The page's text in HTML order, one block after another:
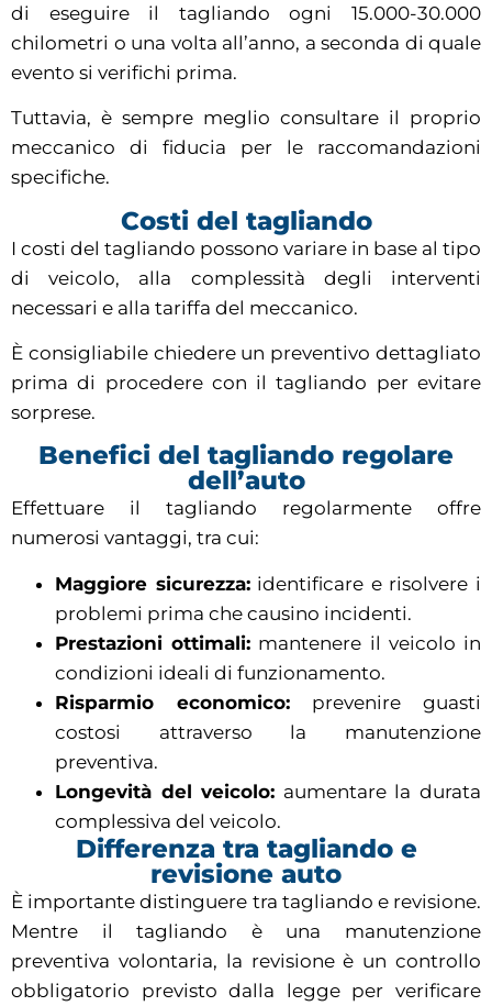
di eseguire il tagliando ogni 15.000-30.000
chilometri o una volta all’anno, a seconda di quale
evento si verifichi prima.
Tuttavia, è sempre meglio consultare il proprio
meccanico di fiducia per le raccomandazioni
specifiche.
Costi del tagliando
I costi del tagliando possono variare in base al tipo
di veicolo, alla complessità degli interventi
necessari e alla tariffa del meccanico.
È consigliabile chiedere un preventivo dettagliato
prima di procedere con il tagliando per evitare
sorprese.
Benefici del tagliando regolare
dell’auto
Effettuare il tagliando regolarmente offre
numerosi vantaggi, tra cui:
Maggiore sicurezza:identificare e risolvere i
problemi prima che causino incidenti.
Prestazioni ottimali: mantenere il veicolo in
condizioni ideali di funzionamento.
Risparmio economico: prevenire guasti
costosi attraverso la manutenzione
preventiva.
Longevità del veicolo: aumentare la durata
complessiva del veicolo.
Differenza tra tagliando e
revisione auto
È importante distinguere tra tagliando e revisione.
Mentre il tagliando è una manutenzione
preventiva volontaria, la revisione è un controllo
obbligatorio previsto dalla legge per verificare